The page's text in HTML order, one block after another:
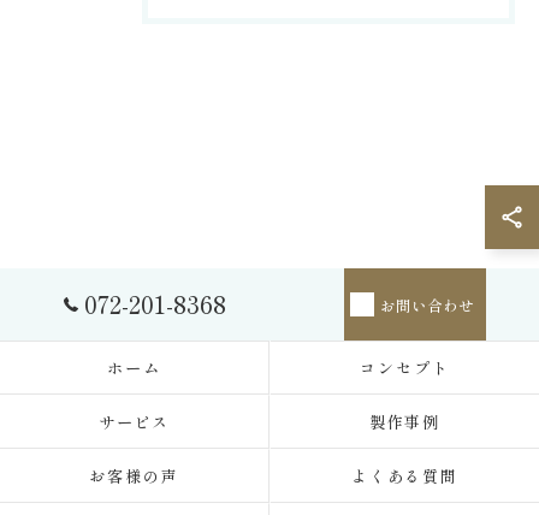
072-201-8368 お問い合わせ
ホーム コンセプト
サービス 製作事例
お客様の声 よくある質問